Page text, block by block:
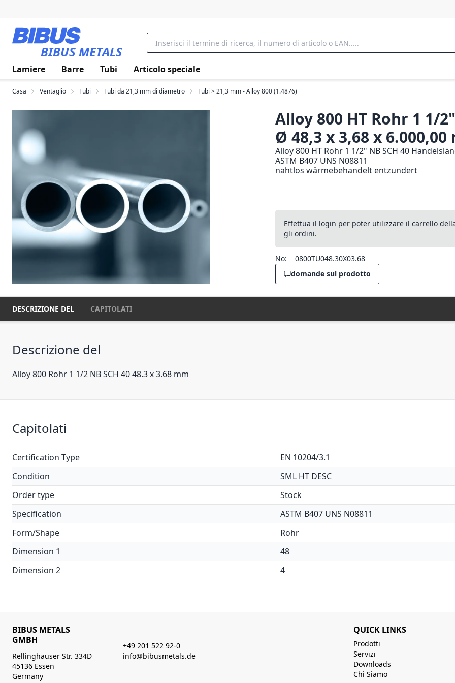
BIBUS METALS
Lamiere Barre Tubi Articolo speciale
Casa Ventaglio Tubi Tubi da 21,3 mm di diametro Tubi > 21,3 mm - Alloy 800 (1.4876)
Alloy 800 HT Rohr 1 1/
Ø 48,3 x 3,68 x 6.000,00
Alloy 800 HT Rohr 1 1/2" NB SCH 40
ASTM B407 UNS N08811
nahtlos wärmebehandelt entzundert
Effettua il login per poter utilizzare il carrello
gli ordini.
No:
0800TU048.30X03.68
domande sul prodotto
DESCRIZIONE DEL CAPITOLATI
Descrizione del
Alloy 800 Rohr 1 1/2 NB SCH 40 48.3 x 3.68 mm
Capitolati
Certification Type
EN 10204/3.1
Condition
SML HT DESC
Order type
Stock
Specification
ASTM B407 UNS N08811
Form/Shape
Rohr
Dimension 1
48
Dimension 2
4
BIBUS METALS
GMBH
Rellinghauser Str. 334D
45136 Essen
Germany
+49 201 522 92-0
info@bibusmetals.de
QUICK LINKS
Prodotti
Servizi
Downloads
Chi Siamo